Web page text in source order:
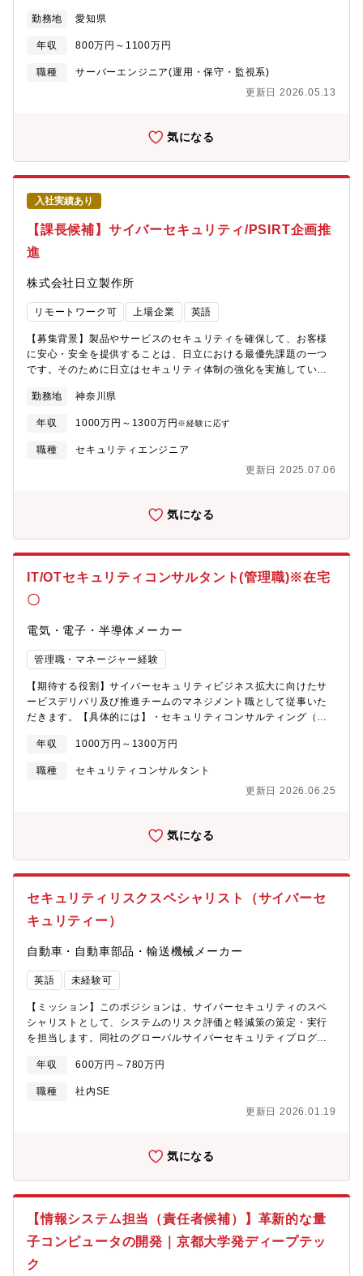
年）、寮・社宅、カフェテリアプラン（12.2万円相当/年）、子ど
制度（両立費用の支援、相談窓口など）、持株制度、退職金制
ます。詳しくは内定後のオファー面談にてご確認ください。
画の立案とプロジェクト推進・合意した「あるべき姿」を具体的
なアクションプランとマイルストーンに落とし込み、ロードマッ
ら、必要な投資・人員計画を立案（３）情報システム・業務プロ
セスの設計・改善・取扱情報の機密性・完全性・可用性をバラン
ティ上の弱点・非効率の抽出・情報セキュリティ部門・ITシステ
ム部門と協働し、アクセス制御、ログ管理、データ保護、ネット
ワーク分離等の具体的施策を検討・導入（４）監査対応・第三者
認証取得の推進・第三者認証組織や監査機関による現地監査（国
内外）の準備・対応を主導・監査指摘事項の分析、是正計画の立
案・実行管理（５）サプライチェーン全体のセキュリティ向上・
外注先・協力会社に求めるセキュリティ要件の定義・共有・取引
先のセキュリティ水準の評価・フォローアップ、改善支援策の検
討・サプライチェーン全体で満たすべき認証・規制対応に向け
会のニーズと最新のセキュリティトレンドを実感できます。■事業
とセキュリティをつなぐ立場を通じて複合的なスキルアップがで
きます。■プロジェクトを主導する経験を積むことができます。■
重要性が高まるセキュリティ分野の実務経験を積むことができま
す。【働き方】■平均残業時間：月30時間 ■フレックスタイム制：
有（コアタイム：無） ■リモート勤務：可（週１・２日程度）
なります。【配属先情報】航空・宇宙・防衛事業領域 防衛システ
が１時間30分を超える場合は社内規定に沿って借り上げ社宅のご
ガバナンス体制の構築支援・ジェイテクトグループ全体のセキュ
リティガバナンス強化・サプライチェーン全体のセキュリティレ
ベル強化支援・各種ガイドライン点検、認証取得/更新の牽引・セ
キュリティ人材戦略立案と実行・チームマネジメント（メンバー
アリング(車の曲がる機能)、工作機械など世界でもトップクラスの
工作機械、FA機器などの幅広い製品を扱っているのは当社だけで
あり、技術力は高い評価を受けております。今後は各製品を結び
付けて、IoE(Internet of Everything）に関わる製品も積極的に開
発していく予定です。【部門の魅力】当社はモビリティ事業に留
まらない新規事業が次々と生まれる環境で、情報セキュリティ推
進部は重要な役割を担っています。「どうすれば安全に使っても
らえるか」という現場の声を起点に、トップダウンではなくボト
ムアップで施策を推進。部門自 らが強い使命感を持って取り組ん
でいます。経営層に近い立場で高い権限とスピード感を持って意
勤務地 愛知県
年収 800万円～1100万円
職種
サーバーエンジニア(運用・保守・監視系)
更新日 2026.05.13
気になる
入社実績あり
【課長候補】サイバーセキュリティ/PSIRT企画推
進
株式会社日立製作所
リモートワーク可 上場企業 英語
【募集背景】製品やサービスのセキュリティを確保して、お客様
に安心・安全を提供することは、日立における最優先課題の一つ
です。そのために日立はセキュリティ体制の強化を実施していま
募集します。日立の製品・サービスのセキュリティを牽引してい
く方の応募をお待ちします。【職務概要】製品・サービスのセキ
ュリティを確保するための活動１．日立製品・サービスのセキュ
リティ・インシデント・レスポンス（PSIRT活動）２．日立グル
立の事業におけるプライバシーデータ取り扱い時のアセスメント
【職務詳細】■セキュリティインシデントレスポンス業務・セキュ
リティ技術支援[サイバーセキュリティの高度な知見と経験をもと
した、脆弱性対策(セキュリティ設計レビュー等)やインシデント対
応など]・セキュリティ脅威情報発信/情報分析など■セキュリティ
エンジニアリングデザイン業務・システムや製品・サービスへの
セキュリティ実装やセキュリティ脅威への対応の仕組み構築・外
部環境変化(モダンな開発手法・技術・規制等)に対応したセキュリ
ィ強化施策支援の立案、推進 など※主として製品やサービスのセ
セスメント業務や脆弱性対策のためのプラットフォームの構築・
な担当業務は決めさせていただきます。【ポジションの魅力・や
りがい・キャリアパス】・日立においてセキュリティを確保する
ための技術的な中核を担います。・大きな企業体である日立グル
ープで日立のセキュリティを牽引し、セキュリティに対する課題
資格の取得や社内外のセキュリティに関わる研修の受講を支援し
ます。・セキュリティスペシャリストとしてスキル・経験を深め
織/チームについて配属組織は、セキュリティの専門組織となり、
とのコミュニケーションや現場とのコミュニケーションも多くあ
ります。また、経験者採用入社者もおり、ご活躍されていらっし
ゃいます。■働き方について出社は週1回程度を想定しています。
[2023年12月時点での出社頻度。将来を保証するものではない](グ
ループ単位で出社日をあわせ、会議やグループでのコミュニケー
ビス統括本部 セキュリティリスクマネジメント本部 セキュリティ
ポリシー＆テクノロジーセンタ【携わる事業・ビジネス・サービ
ス・製品など】日立グループの製品・サービスのセキュリティを
確保するための活動に従事いただきます。日立グループ全体のセ
キュリティ活動は、情報セキュリティ報告書として発行していま
す。
今回募集する方は、HIRT活動などに従事いただく予定です。
勤務地 神奈川県
年収 1000万円～1300万円 ※経験に応ず
職種
セキュリティエンジニア
更新日 2025.07.06
気になる
IT/OTセキュリティコンサルタント(管理職)※在宅
〇
電気・電子・半導体メーカー
管理職・マネージャー経験
【期待する役割】サイバーセキュリティビジネス拡大に向けたサ
ービスデリバリ及び推進チームのマネジメント職として従事いた
だきます。【具体的には】・セキュリティコンサルティング（リ
セキュリティエンジニアリング（ネットワーク構築、SOC構築、
インシデント分析、等）・新規セキュリティソリューションやサ
ービスの企画、機器検証、試行評価・社内プロジェクト実績やソ
リューションノウハウに関するグローバル拠点からの問合せ対
応えるべく、対策ソリューションの選定・開発の企画から、デリ
進まで幅広く手がける部門となっています。■現在当部では、世界
の拡大とお客様の期待に応えるため、本業務を共に担っていただ
けるメンバを募集しています。当部では、世界180以上の拠点で活
し、当社のサイバーセキュリティビジネスを支えています。そこ
の標準化活動関係者に加え、セールスやアーキテクト、エンジニ
交換とビジネス拡大に向け、このような場を提供することに加
え、そこから共通課題を見出し解決を図ること、集約されたナレ
ッジを共通知識化し社内外に広く発信することでケーパビリティ
1つです。■このような背景から、当部では、サイバーセキュリテ
ィの技術的知識に留まらず、戦略的思考、ネットワーキング、柔
培った経験や専門性を活かしながら、新たな領域に挑戦し、キャ
レント性を活かしつつ、仲間と創造的に働き、多様な経験を積み
重ね、ご自身のご経験や思いを形にできる機会が多い職場である
と考えています。■当部には中途入社の社員もおり、中途社員の方
でも働きやすい環境です。また、子育て中の男性・女性ともに多
い職場で、家庭と両立して、安心して働ける環境です。【募集背
景】事業拡大に伴う、組織強化を目的とした増員募集となりま
す。【働き方】■テレワークを組み入れており（週２，３回の本社
（武蔵野）出勤）働き易い環境■残業規制もあり、恒常的な残業は
なく、落ち着いて長期的に働くことのできる環境■性別問わず、誰
年収 1000万円～1300万円
職種
セキュリティコンサルタント
更新日 2026.06.25
気になる
セキュリティリスクスペシャリスト（サイバーセ
キュリティー）
自動車・自動車部品・輸送機械メーカー
英語 未経験可
【ミッション】このポジションは、サイバーセキュリティのスペ
シャリストとして、システムのリスク評価と軽減策の策定・実行
を担当します。同社のグローバルサイバーセキュリティプログラ
プロジェクトの実施と、日常的なセキュリティ運用を通じ、全社
的なサイバーセキュリティレベルを向上させる役割を果たしま
す。サイバーセキュリティ部門の一員として、部門横断・地域横
断のチームと連携しながら「守り」だけでなく「攻め」のサイバ
す。この変革期において、グローバルの取り組みに初期段階から
もあります。下記のいずれかに強みと自律的な姿勢があれば、当
張できます。【具体的には】・セキュリティスキャン(脆弱性スキ
ャン、ペネトレーションテスト、アプリケーション診断、セキュ
析、リスクの評価、軽減策の策定および実装の調整。・脆弱性に
年収 600万円～780万円
職種
社内SE
更新日 2026.01.19
気になる
【情報システム担当（責任者候補）】革新的な量
子コンピュータの開発｜京都大学発ディープテッ
ク